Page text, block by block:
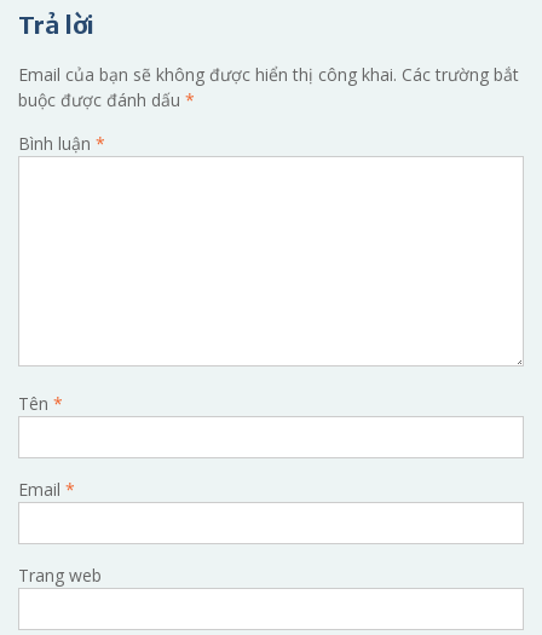
Trả lời
Email của bạn sẽ không được hiển thị công khai. Các trường bắt
buộc được đánh dấu *
Bình luận *
Tên *
Email *
Trang web